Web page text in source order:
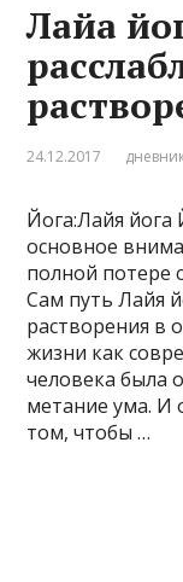
Лайа
24.12.2017
Йога:Лайя йога
основное
полной потере
Сам путь Лайя
растворения в
жизни как
человека была
метание ума. И
том, чтобы …